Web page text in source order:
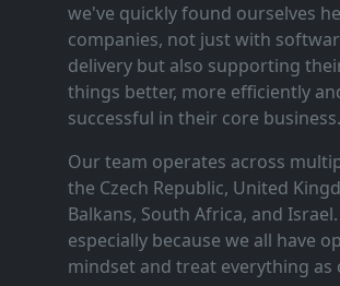
we've quickly found ourselves
companies, not just with
delivery but also supporting
things better, more efficiently
successful in their core business.
Our team operates across
the Czech Republic, United
Balkans, South Africa, and
especially because we all have
mindset and treat everything as